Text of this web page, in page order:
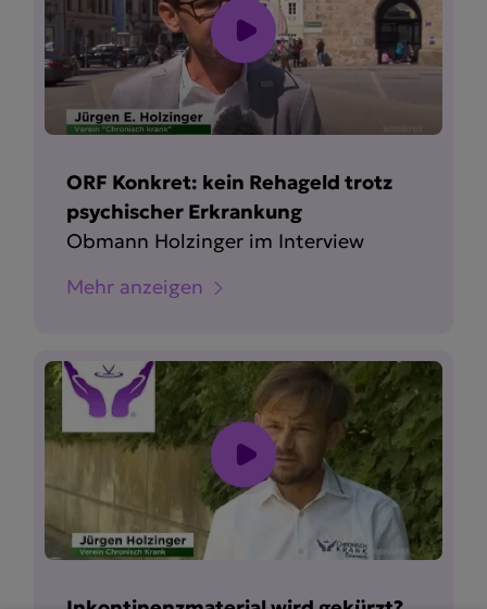
ORF Konkret: kein Rehageld trotz
psychischer Erkrankung
Obmann Holzinger im Interview
Mehr anzeigen